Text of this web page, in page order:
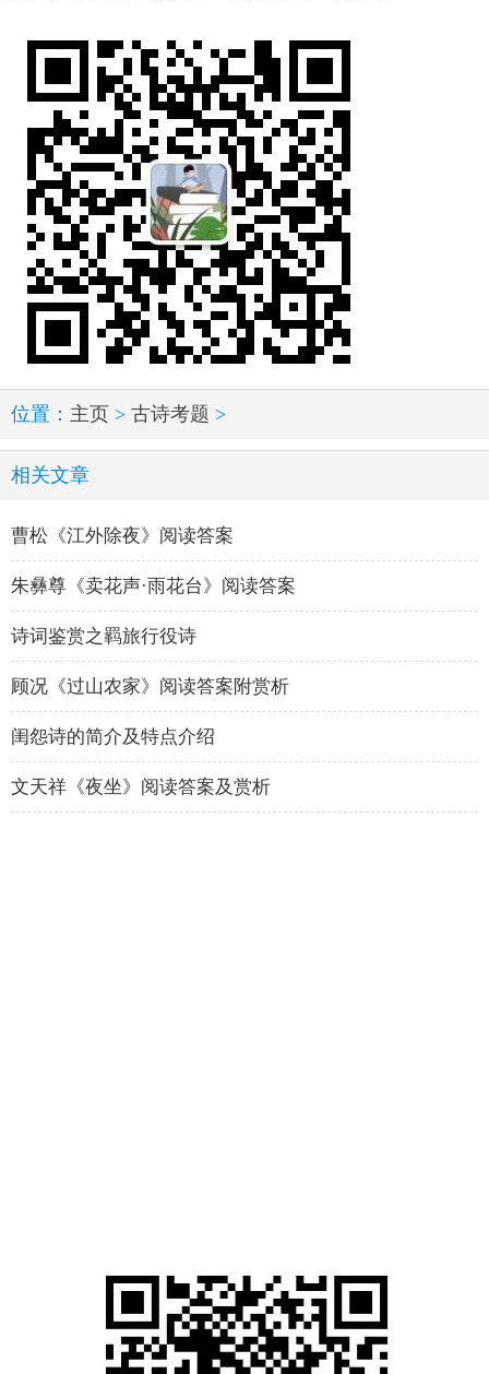
位置： 主页 > 古诗考题 >
相关文章
曹松《江外除夜》阅读答案
朱彝尊《卖花声·雨花台》阅读答案
诗词鉴赏之羁旅行役诗
顾况《过山农家》阅读答案附赏析
闺怨诗的简介及特点介绍
文天祥《夜坐》阅读答案及赏析